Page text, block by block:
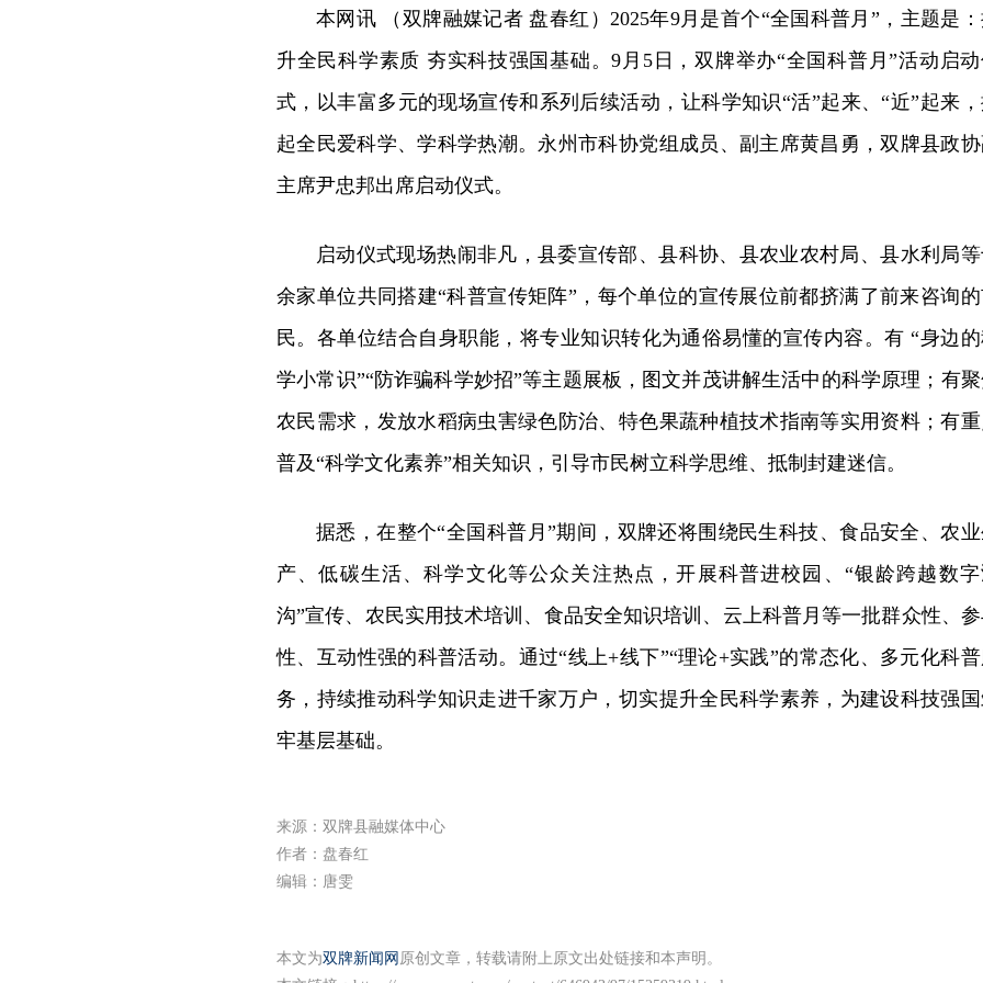
本网讯 （双牌融媒记者 盘春红）2025年9月是首个“全国科普月”，主题是
升全民科学素质 夯实科技强国基础。9月5日，双牌举办“全国科普月”活动启动
式，以丰富多元的现场宣传和系列后续活动，让科学知识“活”起来、“近”起来
起全民爱科学、学科学热潮。永州市科协党组成员、副主席黄昌勇，双牌县政协
主席尹忠邦出席启动仪式。
启动仪式现场热闹非凡，县委宣传部、县科协、县农业农村局、县水利局
余家单位共同搭建“科普宣传矩阵”，每个单位的宣传展位前都挤满了前来咨询
民。各单位结合自身职能，将专业知识转化为通俗易懂的宣传内容。有 “身边
学小常识”“防诈骗科学妙招”等主题展板，图文并茂讲解生活中的科学原理；有
农民需求，发放水稻病虫害绿色防治、特色果蔬种植技术指南等实用资料；有
普及“科学文化素养”相关知识，引导市民树立科学思维、抵制封建迷信。
据悉，在整个“全国科普月”期间，双牌还将围绕民生科技、食品安全、农业
产、低碳生活、科学文化等公众关注热点，开展科普进校园、“银龄跨越数
沟”宣传、农民实用技术培训、食品安全知识培训、云上科普月等一批群众性、
性、互动性强的科普活动。通过“线上+线下”“理论+实践”的常态化、多元化科普
务，持续推动科学知识走进千家万户，切实提升全民科学素养，为建设科技强
牢基层基础。
来源：双牌县融媒体中心
作者：盘春红
编辑：唐雯
本文为双牌新闻网 原创文章，转载请附上原文出处链接和本声明。